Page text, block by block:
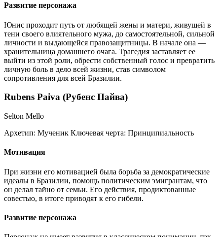
Развитие персонажа
Юнис проходит путь от любящей жены и матери, живущей в
тени своего влиятельного мужа, до самостоятельной, сильной
личности и выдающейся правозащитницы. В начале она —
хранительница домашнего очага. Трагедия заставляет ее
выйти из этой роли, обрести собственный голос и превратить
личную боль в дело всей жизни, став символом
сопротивления для всей Бразилии.
Rubens Paiva (Рубенс Пайва)
Selton Mello
Архетип: Мученик Ключевая черта: Принципиальность
Мотивация
При жизни его мотивацией была борьба за демократические
идеалы в Бразилии, помощь политическим эмигрантам, что
он делал тайно от семьи. Его действия, продиктованные
совестью, в итоге приводят к его гибели.
Развитие персонажа